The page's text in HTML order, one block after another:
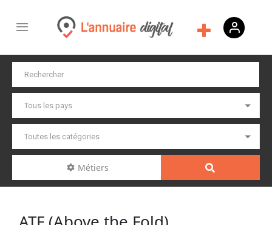
Métiers